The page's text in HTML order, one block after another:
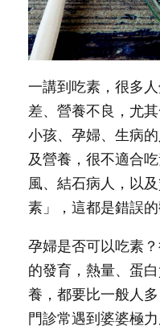
一講到吃素，很多
差、營養不良，尤
小孩、孕婦、生病
及營養，很不適合
風、結石病人，以
素」，這都是錯誤的
孕婦是否可以吃素
的發育，熱量、蛋
養，都要比一般人
門診常遇到婆婆極